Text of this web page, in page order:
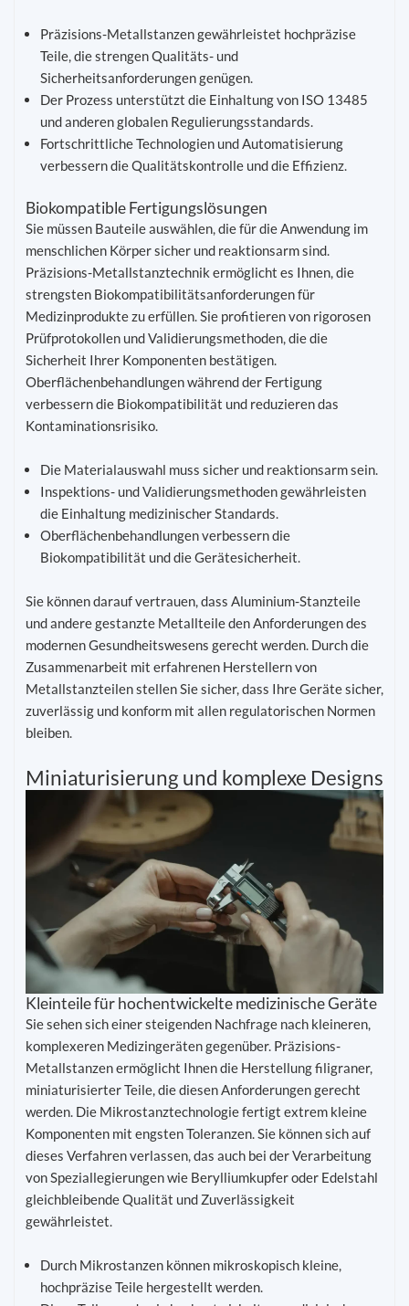
Präzisions-Metallstanzen gewährleistet hochpräzise
Teile, die strengen Qualitäts- und
Sicherheitsanforderungen genügen.
Der Prozess unterstützt die Einhaltung von ISO 13485
und anderen globalen Regulierungsstandards.
Fortschrittliche Technologien und Automatisierung
verbessern die Qualitätskontrolle und die Effizienz.
Biokompatible Fertigungslösungen
Sie müssen Bauteile auswählen, die für die Anwendung im
menschlichen Körper sicher und reaktionsarm sind.
Präzisions-Metallstanztechnik ermöglicht es Ihnen, die
strengsten Biokompatibilitätsanforderungen für
Medizinprodukte zu erfüllen. Sie profitieren von rigorosen
Prüfprotokollen und Validierungsmethoden, die die
Sicherheit Ihrer Komponenten bestätigen.
Oberflächenbehandlungen während der Fertigung
verbessern die Biokompatibilität und reduzieren das
Kontaminationsrisiko.
Die Materialauswahl muss sicher und reaktionsarm sein.
Inspektions- und Validierungsmethoden gewährleisten
die Einhaltung medizinischer Standards.
Oberflächenbehandlungen verbessern die
Biokompatibilität und die Gerätesicherheit.
Sie können darauf vertrauen, dass Aluminium-Stanzteile
und andere gestanzte Metallteile den Anforderungen des
modernen Gesundheitswesens gerecht werden. Durch die
Zusammenarbeit mit erfahrenen Herstellern von
Metallstanzteilen stellen Sie sicher, dass Ihre Geräte sicher,
zuverlässig und konform mit allen regulatorischen Normen
bleiben.
Miniaturisierung und komplexe Designs
Kleinteile für hochentwickelte medizinische Geräte
Sie sehen sich einer steigenden Nachfrage nach kleineren,
komplexeren Medizingeräten gegenüber. Präzisions-
Metallstanzen ermöglicht Ihnen die Herstellung filigraner,
miniaturisierter Teile, die diesen Anforderungen gerecht
werden. Die Mikrostanztechnologie fertigt extrem kleine
Komponenten mit engsten Toleranzen. Sie können sich auf
dieses Verfahren verlassen, das auch bei der Verarbeitung
von Speziallegierungen wie Berylliumkupfer oder Edelstahl
gleichbleibende Qualität und Zuverlässigkeit
gewährleistet.
Durch Mikrostanzen können mikroskopisch kleine,
hochpräzise Teile hergestellt werden.